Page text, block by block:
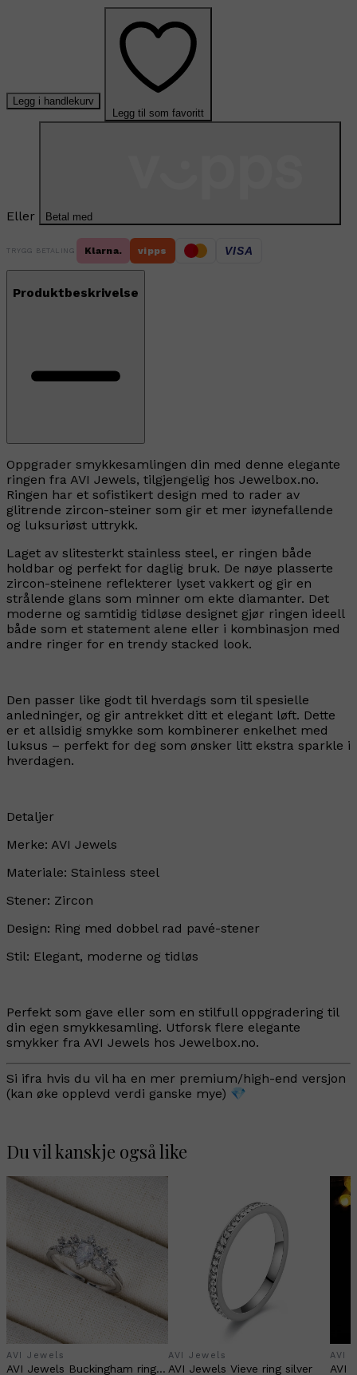
Legg i handlekurv
Legg til som favoritt
Eller Betal med
TRYGG BETALING Klarna. vipps VISA
Produktbeskrivelse
Oppgrader smykkesamlingen din med denne elegante
ringen fra AVI Jewels, tilgjengelig hos Jewelbox.no.
Ringen har et sofistikert design med to rader av
glitrende zircon-steiner som gir et mer iøynefallende
og luksuriøst uttrykk.
Laget av slitesterkt stainless steel, er ringen både
holdbar og perfekt for daglig bruk. De nøye plasserte
zircon-steinene reflekterer lyset vakkert og gir en
strålende glans som minner om ekte diamanter. Det
moderne og samtidig tidløse designet gjør ringen ideell
både som et statement alene eller i kombinasjon med
andre ringer for en trendy stacked look.
Den passer like godt til hverdags som til spesielle
anledninger, og gir antrekket ditt et elegant løft. Dette
er et allsidig smykke som kombinerer enkelhet med
luksus – perfekt for deg som ønsker litt ekstra sparkle i
hverdagen.
Detaljer
Merke: AVI Jewels
Materiale: Stainless steel
Stener: Zircon
Design: Ring med dobbel rad pavé-stener
Stil: Elegant, moderne og tidløs
Perfekt som gave eller som en stilfull oppgradering til
din egen smykkesamling. Utforsk flere elegante
smykker fra AVI Jewels hos Jewelbox.no.
Si ifra hvis du vil ha en mer premium/high-end versjon
(kan øke opplevd verdi ganske mye) 💎
Du vil kanskje også like
AVI Jewels
AVI Jewels Buckingham ring silver
AVI Jewels
AVI Jewels Vieve ring silver
AVI
AVI